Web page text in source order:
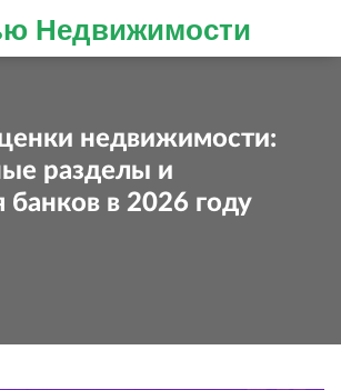
Недвижимости
недвижимости:
разделы и
банков в 2026 году